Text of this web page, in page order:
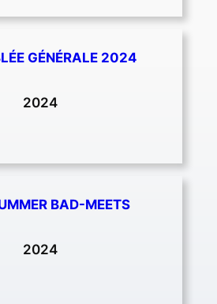
GÉNÉRALE 2024
2024
BAD-MEETS
2024